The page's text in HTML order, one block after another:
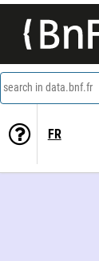
search in data.bnf.fr
FR